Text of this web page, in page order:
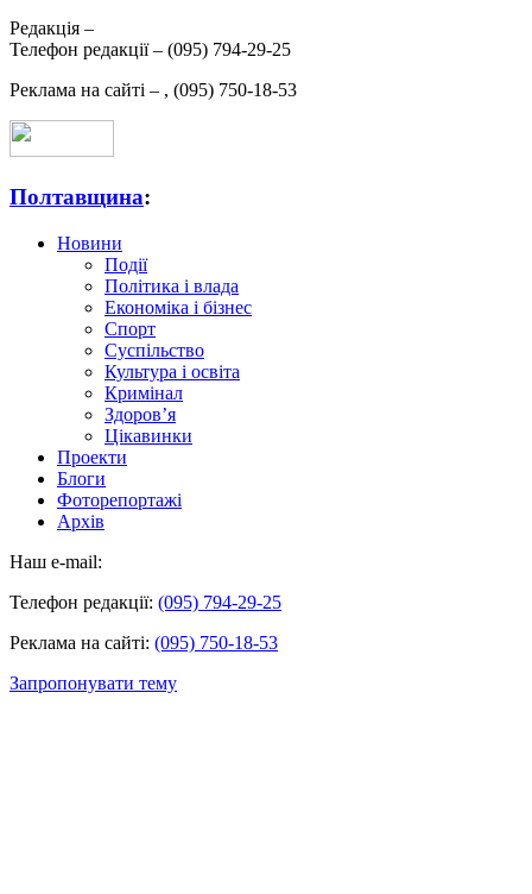
Редакція –
Телефон редакції – (095) 794-29-25
Реклама на сайті – , (095) 750-18-53
Полтавщина:
Новини
Події
Політика і влада
Економіка і бізнес
Спорт
Суспільство
Культура і освіта
Кримінал
Здоров’я
Цікавинки
Проекти
Блоги
Фоторепортажі
Архів
Наш e-mail:
Телефон редакції: (095) 794-29-25
Реклама на сайті: (095) 750-18-53
Запропонувати тему